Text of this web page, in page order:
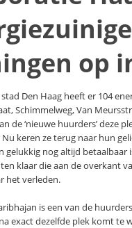
op
Den Haag heeft er 104
Schimmelweg, Van
de ‘nieuwe huurders’ deze
keren ze terug naar hun
gelukkig nog altijd betaalbaar
klaar die aan de overkant
het verleden.
is een van de
exact dezelfde plek komt te